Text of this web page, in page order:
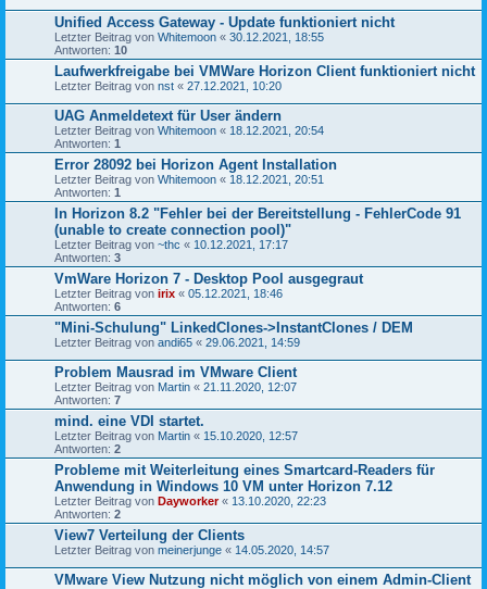
Unified Access Gateway - Update funktioniert nicht
Letzter Beitrag von Whitemoon « 30.12.2021, 18:55
Antworten: 10
Laufwerkfreigabe bei VMWare Horizon Client funktioniert nicht
Letzter Beitrag von nst « 27.12.2021, 10:20
UAG Anmeldetext für User ändern
Letzter Beitrag von Whitemoon « 18.12.2021, 20:54
Antworten: 1
Error 28092 bei Horizon Agent Installation
Letzter Beitrag von Whitemoon « 18.12.2021, 20:51
Antworten: 1
In Horizon 8.2 "Fehler bei der Bereitstellung - FehlerCode 91
(unable to create connection pool)"
Letzter Beitrag von ~thc « 10.12.2021, 17:17
Antworten: 3
VmWare Horizon 7 - Desktop Pool ausgegraut
Letzter Beitrag von irix « 05.12.2021, 18:46
Antworten: 6
"Mini-Schulung" LinkedClones->InstantClones / DEM
Letzter Beitrag von andi65 « 29.06.2021, 14:59
Problem Mausrad im VMware Client
Letzter Beitrag von Martin « 21.11.2020, 12:07
Antworten: 7
mind. eine VDI startet.
Letzter Beitrag von Martin « 15.10.2020, 12:57
Antworten: 2
Probleme mit Weiterleitung eines Smartcard-Readers für
Anwendung in Windows 10 VM unter Horizon 7.12
Letzter Beitrag von Dayworker« 13.10.2020, 22:23
Antworten: 2
View7 Verteilung der Clients
Letzter Beitrag von meinerjunge « 14.05.2020, 14:57
VMware View Nutzung nicht möglich von einem Admin-Client